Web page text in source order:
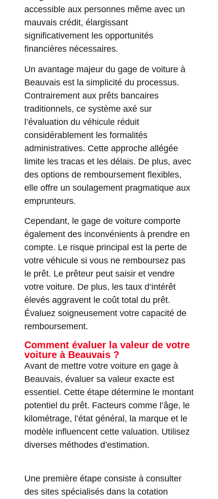
accessible aux personnes même avec un
mauvais crédit, élargissant
significativement les opportunités
financières nécessaires.
Un avantage majeur du gage de voiture à
Beauvais est la simplicité du processus.
Contrairement aux prêts bancaires
traditionnels, ce système axé sur
l’évaluation du véhicule réduit
considérablement les formalités
administratives. Cette approche allégée
limite les tracas et les délais. De plus, avec
des options de remboursement flexibles,
elle offre un soulagement pragmatique aux
emprunteurs.
Cependant, le gage de voiture comporte
également des inconvénients à prendre en
compte. Le risque principal est la perte de
votre véhicule si vous ne remboursez pas
le prêt. Le prêteur peut saisir et vendre
votre voiture. De plus, les taux d’intérêt
élevés aggravent le coût total du prêt.
Évaluez soigneusement votre capacité de
remboursement.
Comment évaluer la valeur de votre
voiture à Beauvais ?
Avant de mettre votre voiture en gage à
Beauvais, évaluer sa valeur exacte est
essentiel. Cette étape détermine le montant
potentiel du prêt. Facteurs comme l’âge, le
kilométrage, l’état général, la marque et le
modèle influencent cette valuation. Utilisez
diverses méthodes d’estimation.
Une première étape consiste à consulter
des sites spécialisés dans la cotation